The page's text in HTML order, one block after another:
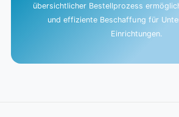
übersichtlicher Bestellprozess
und effiziente Beschaffung für
Einrichtungen.